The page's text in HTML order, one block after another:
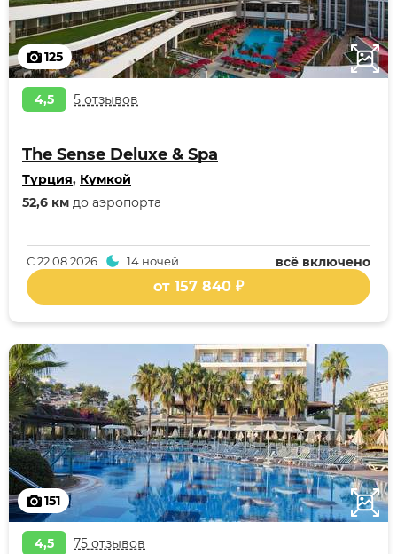
125
4,5 5 отзывов
The Sense Deluxe & Spa
Турция, Кумкой
52,6 км до аэропорта
всё включено
С22.08.2026 14 ночей
от 157 840 ₽
151
4,5 75 отзывов